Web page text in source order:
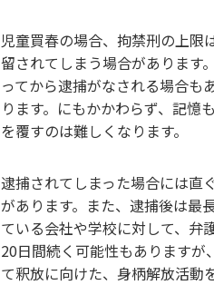
児童買春の場合、拘禁刑の上限
留されてしまう場合があります
ってから逮捕がなされる場合も
ります。にもかかわらず、記憶
を覆すのは難しくなります。
逮捕されてしまった場合には直
があります。また、逮捕後は最
ている会社や学校に対して、弁
20日間続く可能性もあります
て釈放に向けた、身柄解放活動